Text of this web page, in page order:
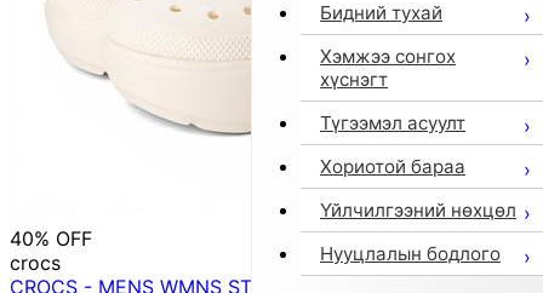
Бидний тухай
Хэмжээ сонгох
хүснэгт
Түгээмэл асуулт
Хориотой бараа
Үйлчилгээний нөхцөл
Нууцлалын бодлого
40% OFF
crocs
CROCS - MENS WMNS STOMP CLOG 【209347-0WV】